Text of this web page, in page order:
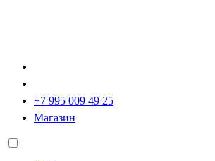
+7 995 009 49 25
Магазин